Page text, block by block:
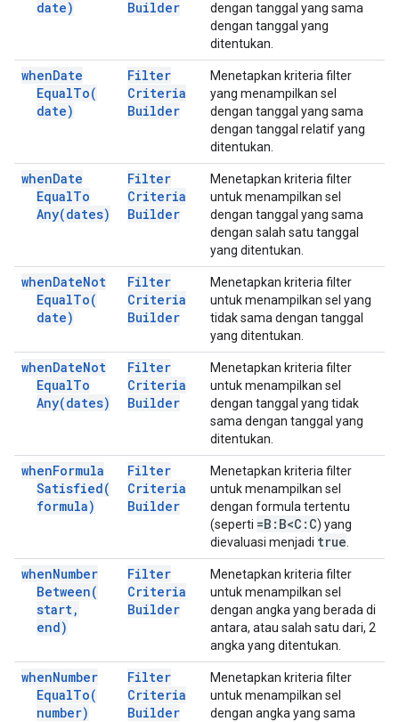
date) Builder
dengan tanggal yang sama
dengan tanggal yang
ditentukan.
whenDate
EqualTo(
date)
Filter
Criteria
Builder
Menetapkan kriteria filter
yang menampilkan sel
dengan tanggal yang sama
dengan tanggal relatif yang
ditentukan.
whenDate
EqualTo
Any(dates)
Filter
Criteria
Builder
Menetapkan kriteria filter
untuk menampilkan sel
dengan tanggal yang sama
dengan salah satu tanggal
yang ditentukan.
whenDateNot
EqualTo(
date)
Filter
Criteria
Builder
Menetapkan kriteria filter
untuk menampilkan sel yang
tidak sama dengan tanggal
yang ditentukan.
whenDateNot
EqualTo
Any(dates)
Filter
Criteria
Builder
Menetapkan kriteria filter
untuk menampilkan sel
dengan tanggal yang tidak
sama dengan tanggal yang
ditentukan.
whenFormula
Satisfied(
formula)
Filter
Criteria
Builder
Menetapkan kriteria filter
untuk menampilkan sel
dengan formula tertentu
(seperti =B:B<C:C) yang
dievaluasi menjadi true
whenNumber
Between(
start,
end)
Filter
Criteria
Builder
Menetapkan kriteria filter
untuk menampilkan sel
dengan angka yang berada di
antara, atau salah satu dari, 2
angka yang ditentukan.
whenNumber
EqualTo(
number)
Filter
Criteria
Builder
Menetapkan kriteria filter
untuk menampilkan sel
dengan angka yang sama